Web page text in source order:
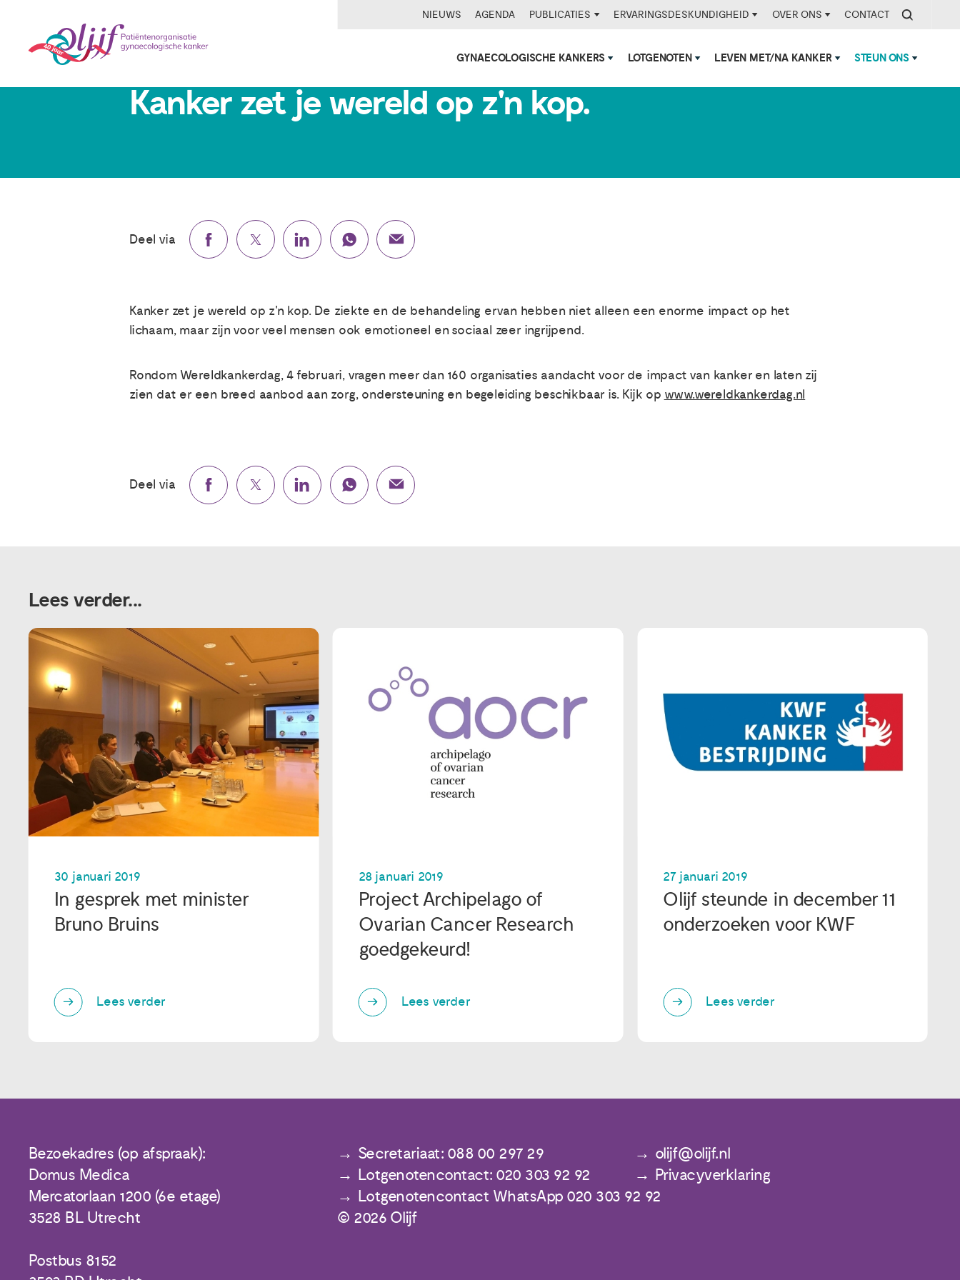
NIEUWS AGENDA PUBLICATIES ERVARINGSDESKUNDIGHEID OVER ONS CONTACT
GYNAECOLOGISCHE KANKERS LOTGENOTEN LEVEN MET/NA KANKER STEUN ONS
Kanker zet je wereld op z'n kop.
Deel via
Kanker zet je wereld op z'n kop. De ziekte en de behandeling ervan hebben niet alleen een enorme impact op het
lichaam, maar zijn voor veel mensen ook emotioneel en sociaal zeer ingrijpend.
Rondom Wereldkankerdag, 4 februari, vragen meer dan 160 organisaties aandacht voor de impact van kanker en laten zij
zien dat er een breed aanbod aan zorg, ondersteuning en begeleiding beschikbaar is. Kijk op www.wereldkankerdag.nl
Deel via
Lees verder...
30 januari 2019
In gesprek met minister
Bruno Bruins
Lees verder
28 januari 2019
Project Archipelago of
Ovarian Cancer Research
goedgekeurd!
Lees verder
27 januari 2019
Olijf steunde in december 11
onderzoeken voor KWF
Lees verder
Bezoekadres (op afspraak):
Domus Medica
Mercatorlaan 1200 (6e etage)
3528 BL Utrecht
Postbus 8152
Secretariaat: 088 00 297 29
olijf@olijf.nl
Lotgenotencontact: 020 303 92 92
Privacyverklaring
Lotgenotencontact WhatsApp 020 303 92 92
© 2026 Olijf